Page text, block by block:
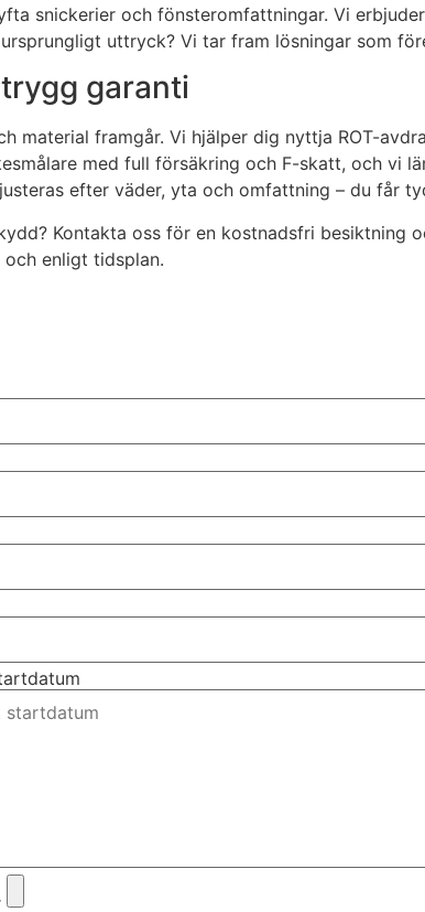
snickerier och fönsteromfattningar. Vi
uttryck? Vi tar fram lösningar som
garanti
material framgår. Vi hjälper dig nyttja ROT-
med full försäkring och F-skatt, och vi
efter väder, yta och omfattning – du får
Kontakta oss för en kostnadsfri
enligt tidsplan.